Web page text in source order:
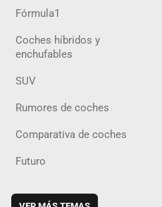
Fórmula1
Coches híbridos y
enchufables
SUV
Rumores de coches
Comparativa de coches
Futuro